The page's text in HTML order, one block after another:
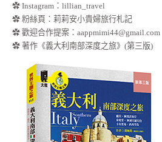
✿ Instagram：lillian_travel
✿ 粉絲頁：莉莉安小貴婦旅行札記
✿ 歡迎合作提案： aappmimi44@gmail.com
✿ 著作《義大利南部深度之旅》(第三版)